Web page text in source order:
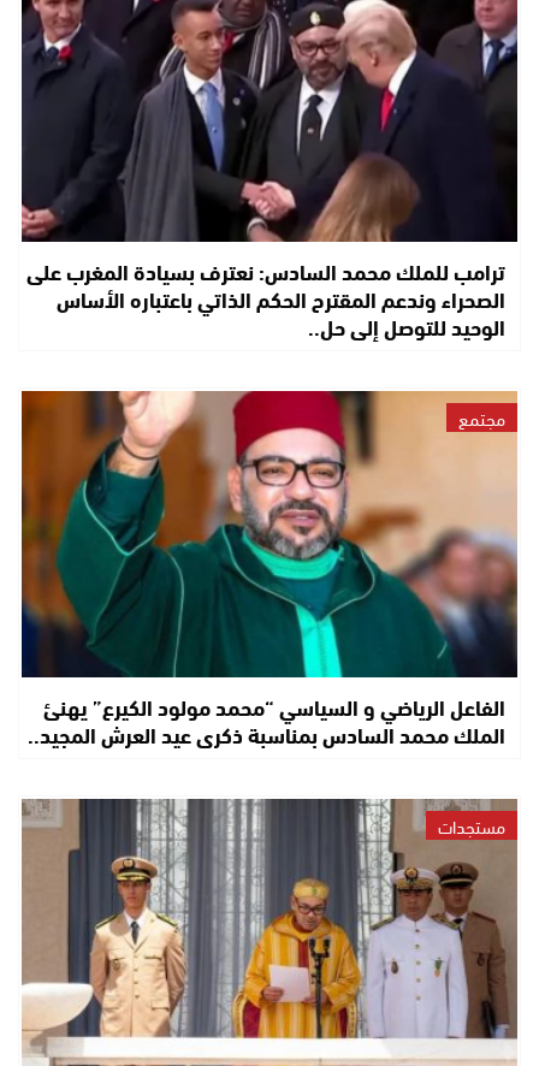
ترامب للملك محمد السادس: نعترف بسيادة المغرب على
الصحراء وندعم المقترح الحكم الذاتي باعتباره الأساس
الوحيد للتوصل إلى حل..
مجتمع
الفاعل الرياضي و السياسي “محمد مولود الكيرع” يهنئ
الملك محمد السادس بمناسبة ذكرى عيد العرش المجيد..
مستجدات